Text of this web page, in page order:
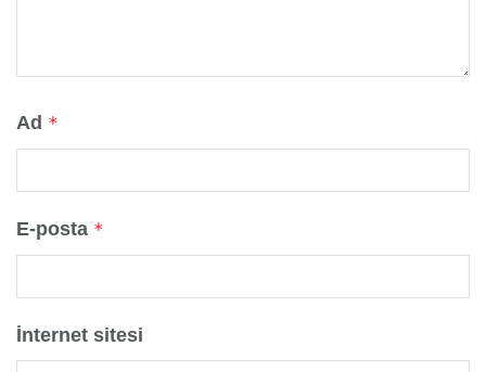
Ad *
E-posta *
İnternet sitesi